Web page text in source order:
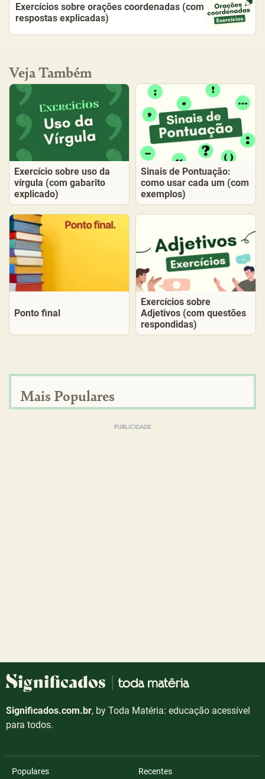
Exercícios sobre orações coordenadas (com
respostas explicadas)
Veja Também
Exercício sobre uso da
vírgula (com gabarito
explicado)
Sinais de Pontuação:
como usar cada um (com
exemplos)
Ponto final
Exercícios sobre
Adjetivos (com questões
respondidas)
Mais Populares
Significados.com.br, by Toda Matéria: educação acessível
para todos.
Populares Recentes